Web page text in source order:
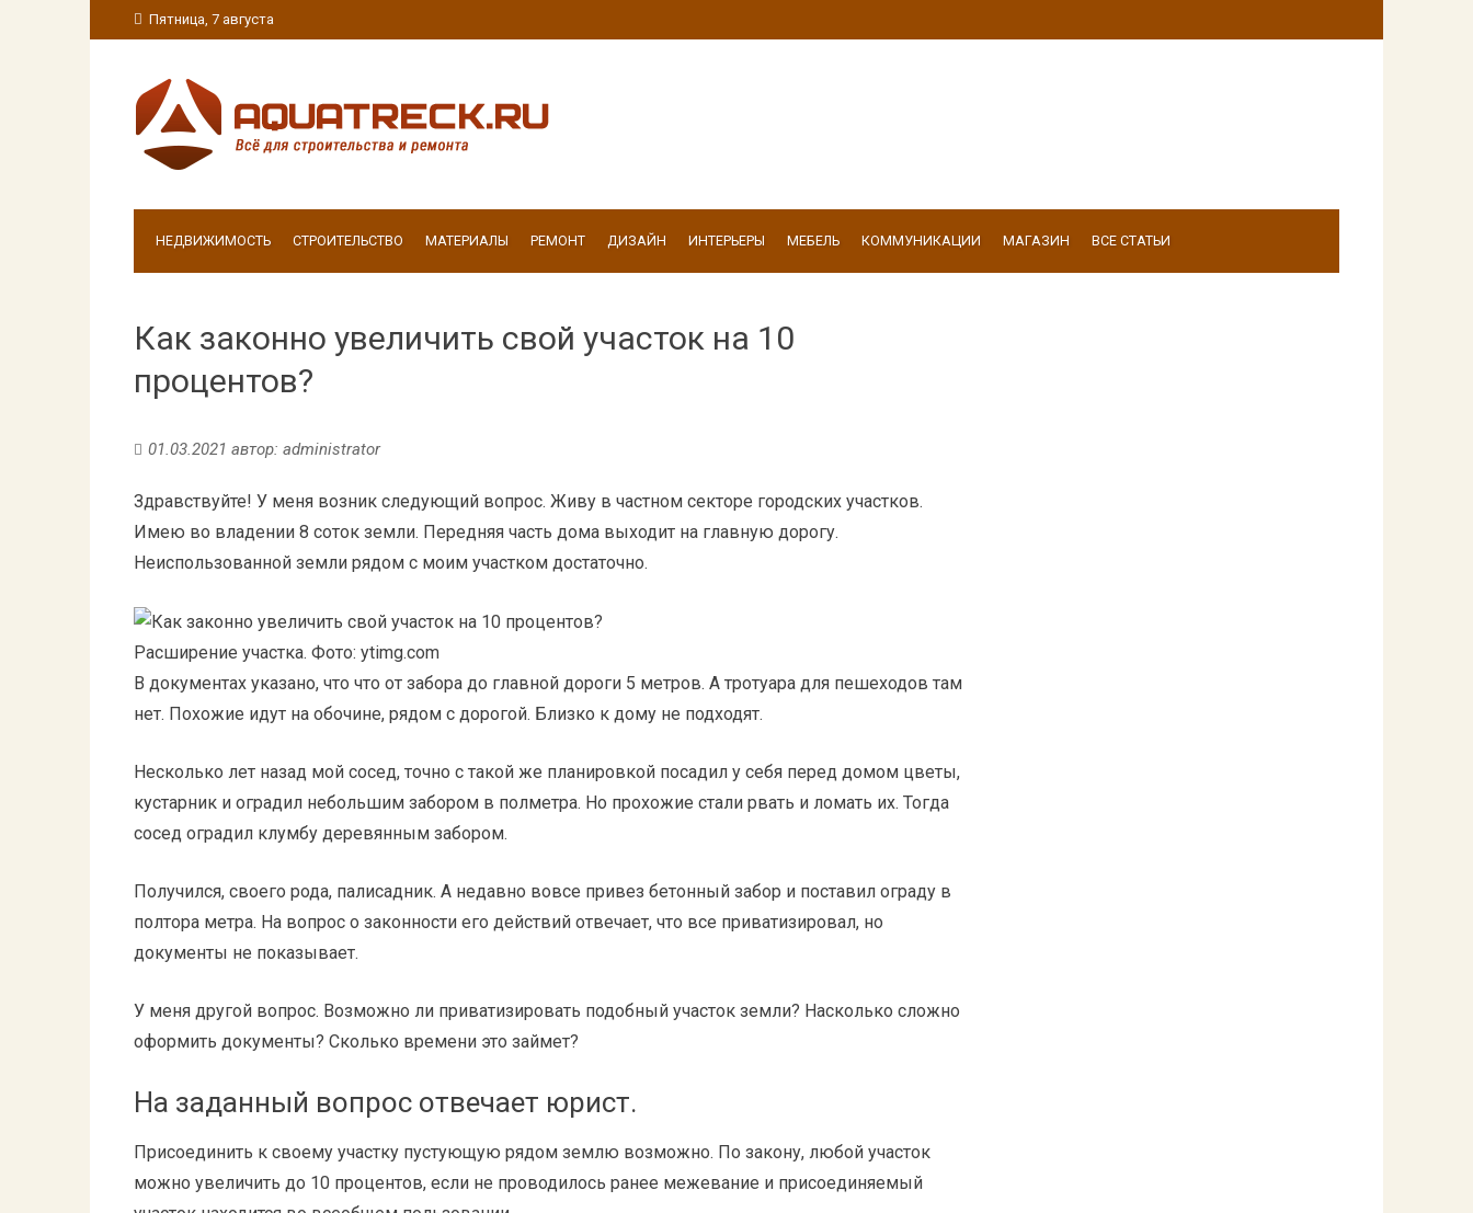
Пятница, 7 августа
НЕДВИЖИМОСТЬ СТРОИТЕЛЬСТВО МАТЕРИАЛЫ РЕМОНТ ДИЗАЙН ИНТЕРЬЕРЫ МЕБЕЛЬ КОММУНИКАЦИИ МАГАЗИН ВСЕ СТАТЬИ
Как законно увеличить свой участок на 10
процентов?
01.03.2021 автор: administrator
Здравствуйте! У меня возник следующий вопрос. Живу в частном секторе городских участков.
Имею во владении 8 соток земли. Передняя часть дома выходит на главную дорогу.
Неиспользованной земли рядом с моим участком достаточно.
Расширение участка. Фото: ytimg.com
В документах указано, что что от забора до главной дороги 5 метров. А тротуара для пешеходов там
нет. Похожие идут на обочине, рядом с дорогой. Близко к дому не подходят.
Несколько лет назад мой сосед, точно с такой же планировкой посадил у себя перед домом цветы,
кустарник и оградил небольшим забором в полметра. Но прохожие стали рвать и ломать их. Тогда
сосед оградил клумбу деревянным забором.
Получился, своего рода, палисадник. А недавно вовсе привез бетонный забор и поставил ограду в
полтора метра. На вопрос о законности его действий отвечает, что все приватизировал, но
документы не показывает.
У меня другой вопрос. Возможно ли приватизировать подобный участок земли? Насколько сложно
оформить документы? Сколько времени это займет?
На заданный вопрос отвечает юрист.
Присоединить к своему участку пустующую рядом землю возможно. По закону, любой участок
можно увеличить до 10 процентов, если не проводилось ранее межевание и присоединяемый